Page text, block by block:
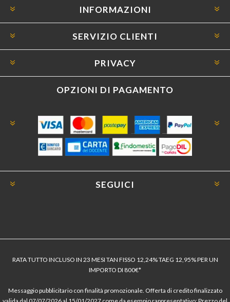
INFORMAZIONI
SERVIZIO CLIENTI
PRIVACY
OPZIONI DI PAGAMENTO
SEGUICI
RATA TUTTO INCLUSO IN 23 MESI TAN FISSO 12,24% TAEG 12,95% PER UN
IMPORTO DI 800€*
Messaggio pubblicitario con finalità promozionale. Offerta di credito finalizzato